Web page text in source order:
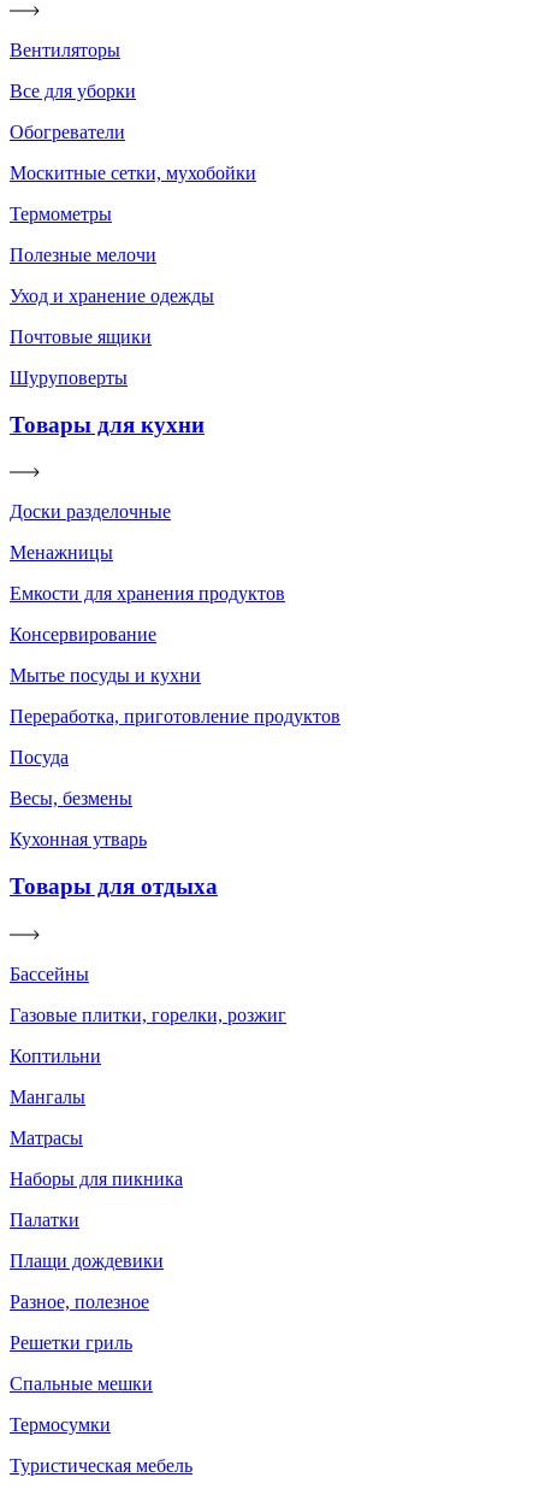
Вентиляторы
Все для уборки
Обогреватели
Москитные сетки, мухобойки
Термометры
Полезные мелочи
Уход и хранение одежды
Почтовые ящики
Шуруповерты
Товары для кухни
Доски разделочные
Менажницы
Емкости для хранения продуктов
Консервирование
Мытье посуды и кухни
Переработка, приготовление продуктов
Посуда
Весы, безмены
Кухонная утварь
Товары для отдыха
Бассейны
Газовые плитки, горелки, розжиг
Коптильни
Мангалы
Матрасы
Наборы для пикника
Палатки
Плащи дождевики
Разное, полезное
Решетки гриль
Спальные мешки
Термосумки
Туристическая мебель